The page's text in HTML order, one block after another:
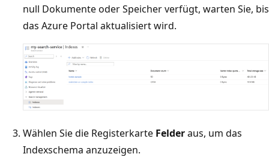
null Dokumente oder Speicher verfügt, warten Sie, bis
das Azure Portal aktualisiert wird.
Wählen Sie die Registerkarte Felderaus, um das
Indexschema anzuzeigen.